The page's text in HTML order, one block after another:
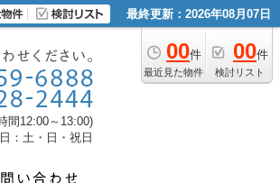
最終更新：2026年08月07日
00件
最近見た物件
00件
検討リスト
間12:00～13:00)
：土・日・祝日